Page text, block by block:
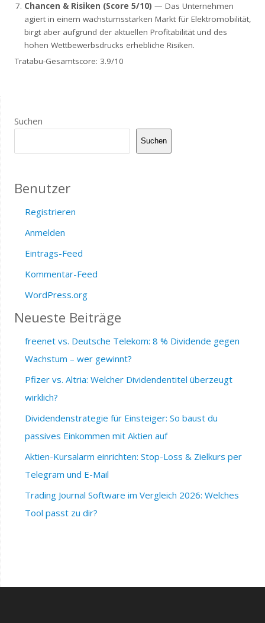
Chancen & Risiken (Score 5/10) — Das Unternehmen
agiert in einem wachstumsstarken Markt für Elektromobilität,
birgt aber aufgrund der aktuellen Profitabilität und des
hohen Wettbewerbsdrucks erhebliche Risiken.
Tratabu-Gesamtscore: 3.9/10
Suchen
Suchen
Benutzer
Registrieren
Anmelden
Eintrags-Feed
Kommentar-Feed
WordPress.org
Neueste Beiträge
freenet vs. Deutsche Telekom: 8 % Dividende gegen
Wachstum – wer gewinnt?
Pfizer vs. Altria: Welcher Dividendentitel überzeugt
wirklich?
Dividendenstrategie für Einsteiger: So baust du
passives Einkommen mit Aktien auf
Aktien-Kursalarm einrichten: Stop-Loss & Zielkurs per
Telegram und E-Mail
Trading Journal Software im Vergleich 2026: Welches
Tool passt zu dir?